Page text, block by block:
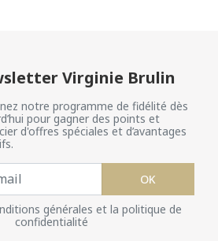
Virginie Brulin
notre programme de fidélité dès
pour gagner des points et
d'offres spéciales et d’avantages
OK
générales et la politique de
confidentialité